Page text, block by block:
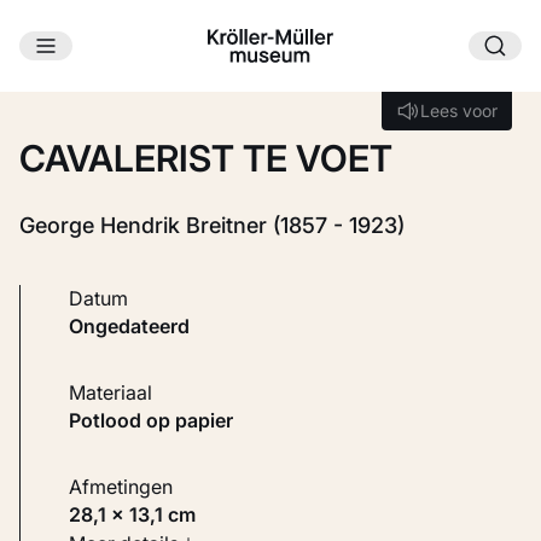
Ga naar hoofdinhoud
Lees voor
Lees voor
CAVALERIST TE VOET
George Hendrik Breitner (1857 - 1923)
Datum
ongedateerd
Materiaal
Potlood op papier
Afmetingen
28,1 × 13,1 cm